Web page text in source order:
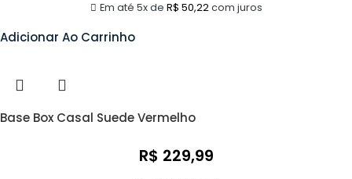
Em até 5x de R$ 50,22com juros
Adicionar Ao Carrinho
Base Box Casal Suede Vermelho
R$ 229,99